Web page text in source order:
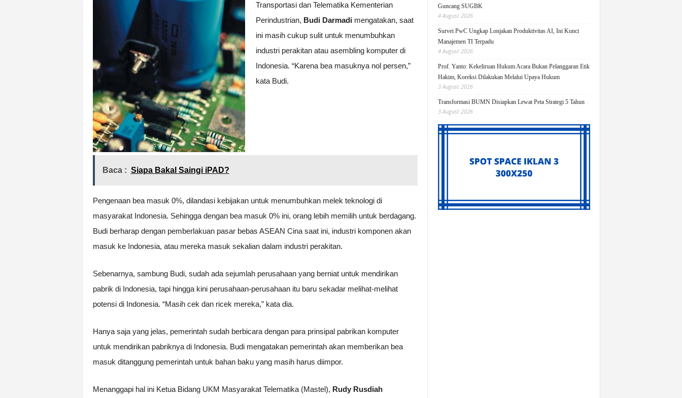
Transportasi dan Telematika Kementerian
Perindustrian, Budi Darmadi mengatakan, saat
ini masih cukup sulit untuk menumbuhkan
industri perakitan atau asembling komputer di
Indonesia. “Karena bea masuknya nol persen,”
kata Budi.
Baca : Siapa Bakal Saingi iPAD?
Pengenaan bea masuk 0%, dilandasi kebijakan untuk menumbuhkan melek teknologi di
masyarakat Indonesia. Sehingga dengan bea masuk 0% ini, orang lebih memilih untuk berdagang.
Budi berharap dengan pemberlakuan pasar bebas ASEAN Cina saat ini, industri komponen akan
masuk ke Indonesia, atau mereka masuk sekalian dalam industri perakitan.
Sebenarnya, sambung Budi, sudah ada sejumlah perusahaan yang berniat untuk mendirikan
pabrik di Indonesia, tapi hingga kini perusahaan-perusahaan itu baru sekadar melihat-melihat
potensi di Indonesia. “Masih cek dan ricek mereka,” kata dia.
Hanya saja yang jelas, pemerintah sudah berbicara dengan para prinsipal pabrikan komputer
untuk mendirikan pabriknya di Indonesia. Budi mengatakan pemerintah akan memberikan bea
masuk ditanggung pemerintah untuk bahan baku yang masih harus diimpor.
Menanggapi hal ini Ketua Bidang UKM Masyarakat Telematika (Mastel), Rudy Rusdiah
Guncang SUGBK
4 August 2026
Survei PwC Ungkap Lonjakan Produktivitas AI, Ini Kunci
Manajemen TI Terpadu
4 August 2026
Prof. Yanto: Kekeliruan Hukum Acara Bukan Pelanggaran Etik
Hakim, Koreksi Dilakukan Melalui Upaya Hukum
3 August 2026
Transformasi BUMN Disiapkan Lewat Peta Strategi 5 Tahun
3 August 2026